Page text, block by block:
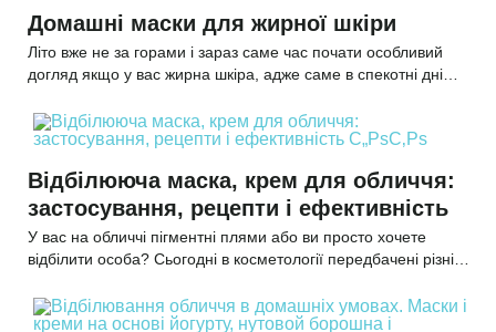
Домашні маски для жирної шкіри
Літо вже не за горами і зараз саме час почати особливий
догляд якщо у вас жирна шкіра, адже саме в спекотні дні…
Відбілююча маска, крем для обличчя:
застосування, рецепти і ефективність
У вас на обличчі пігментні плями або ви просто хочете
відбілити особа? Сьогодні в косметології передбачені різні…